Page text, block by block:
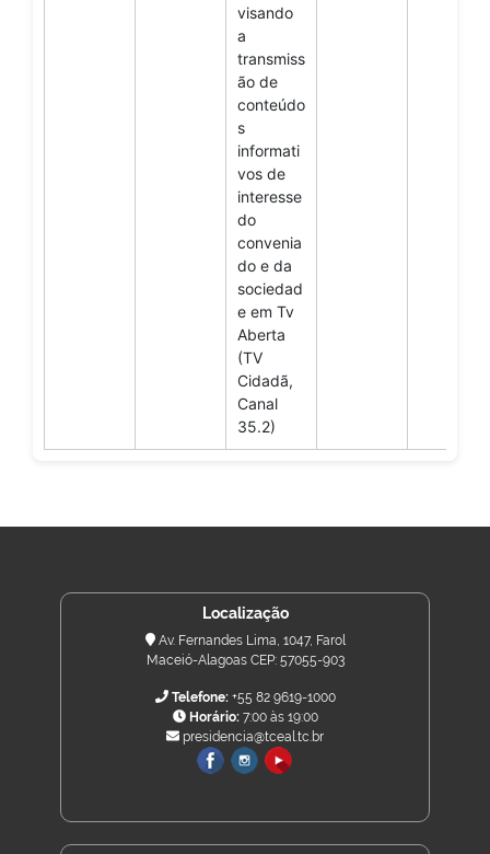
visando
a
transmiss
ão de
conteúdo
s
informati
vos de
interesse
do
convenia
do e da
sociedad
e em Tv
Aberta
(TV
Cidadã,
Canal
35.2)
Localização
Av. Fernandes Lima, 1047, Farol
Maceió-Alagoas CEP: 57055-903
Telefone:+55 82 9619-1000
Horário:7:00 às 19:00
presidencia@tceal.tc.br